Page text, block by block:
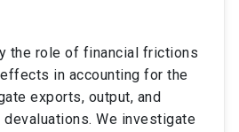
the role of financial frictions
in accounting for the
exports, output, and
We investigate